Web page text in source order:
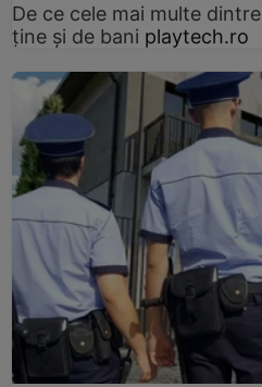
De ce cele mai multe
ține și de bani playtech.ro